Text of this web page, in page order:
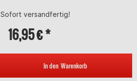
Sofort versandfertig!
16,95 € *
In den Warenkorb